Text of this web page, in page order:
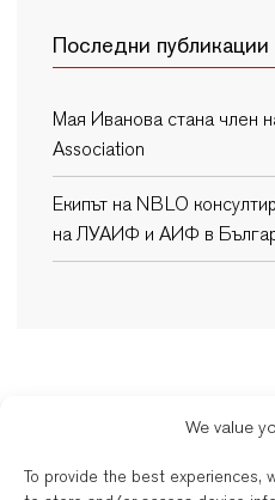
We value
To provide the best experiences,
Последни публикации
Мая Иванова стана член
Association
Екипът на NBLO
на ЛУАИФ и АИФ в
New Balkans Law Office
Дейността на българските и